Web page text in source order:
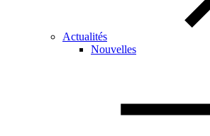
Actualités
Nouvelles